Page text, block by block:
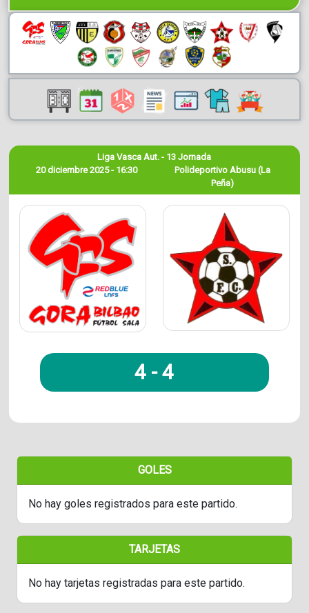
20 diciembre 2025 - 16:30
Liga Vasca Aut. - 13 Jornada
Polideportivo Abusu (La
Peña)
4 -4
GOLES
No hay goles registrados para este partido.
TARJETAS
No hay tarjetas registradas para este partido.